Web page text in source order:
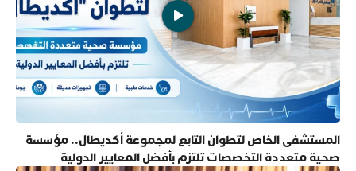
المستشفى الخاص لتطوان التابع لمجموعة أكديطال.. مؤسسة
صحية متعددة التخصصات تلتزم بأفضل المعايير الدولية